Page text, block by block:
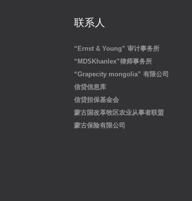
联系人
“Ernst & Young” 审计事务所
“MDSKhanlex”律师事务所
“Grapecity mongolia” 有限公司
信贷信息库
信贷担保基金会
蒙古国改革牧区农业从事者联盟
蒙古保险有限公司